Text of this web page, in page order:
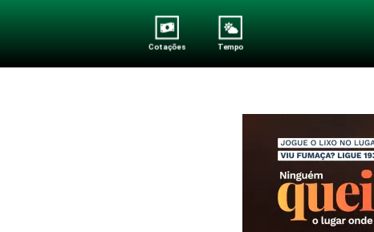
Cotações Tempo